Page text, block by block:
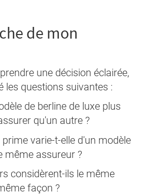
de mon
une décision éclairée,
les questions suivantes :
de berline de luxe plus
qu'un autre ?
varie-t-elle d'un modèle
même assureur ?
considèrent-ils le même
façon ?